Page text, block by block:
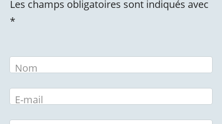
Les champs obligatoires sont indiqués avec
*
Nom
E-mail